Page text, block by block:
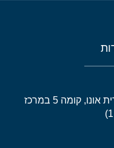
קניון קרית אונו, רח' ירושלים 39 קרית אונו, קומה 5 במרכז